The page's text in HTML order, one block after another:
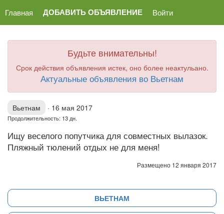
Главная ДОБАВИТЬ ОБЪЯВЛЕНИЕ Войти
Будьте внимательны!
Срок действия объявления истек, оно более неактульано.
Актуальные объявления во Вьетнам
Вьетнам · 16 мая 2017
Продолжительность: 13 дн.
Ищу веселого попутчика для совместных вылазок.
Пляжный тюлений отдых не для меня!
Размещено 12 января 2017
ВЬЕТНАМ